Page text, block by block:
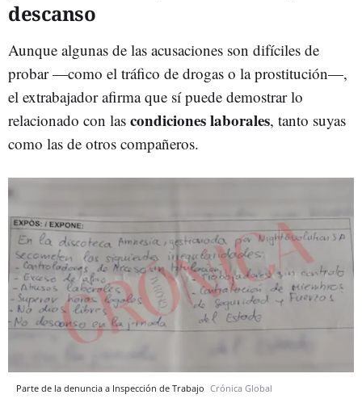
descanso
Aunque algunas de las acusaciones son difíciles de
probar —como el tráfico de drogas o la prostitución—,
el extrabajador afirma que sí puede demostrar lo
relacionado con las condiciones laborales, tanto suyas
como las de otros compañeros.
Parte de la denuncia a Inspección de Trabajo Crónica Global